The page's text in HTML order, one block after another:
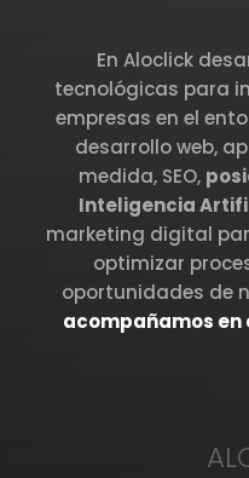
En Aloclick
tecnológicas para
empresas en el
desarrollo web,
medida, SEO,
Inteligencia
marketing digital
optimizar
oportunidades de
acompañamos